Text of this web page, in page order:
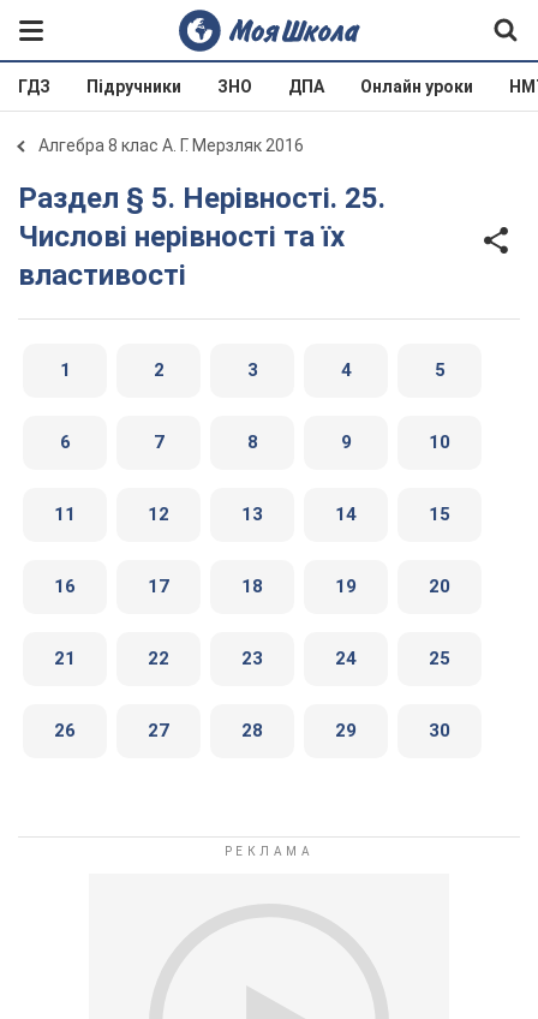
ГДЗ Підручники ЗНО ДПА Онлайн уроки
Алгебра 8 клас А. Г. Мерзляк 2016
Раздел § 5. Нерівності. 25.
Числові нерівності та їх
властивості
1 2 3 4 5
6 7 8 9 10
11 12 13 14 15
16 17 18 19 20
21 22 23 24 25
26 27 28 29 30